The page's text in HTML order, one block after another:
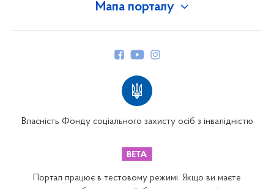
Мапа порталу
Власність Фонду соціального захисту осіб з інвалідністю
Портал працює в тестовому режимі. Якщо ви маєте